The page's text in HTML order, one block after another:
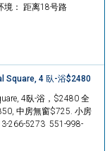
境： 距离18号路
Square, 4 臥-浴$2480
4臥-浴，$2480 全
中房無窗$725. 小房
266-5273 551-998-